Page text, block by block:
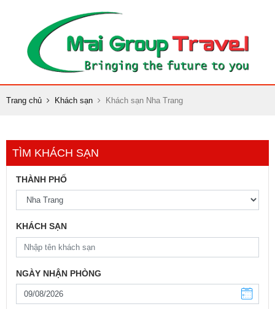
Trang chủ Khách sạn Khách sạn Nha Trang
TÌM KHÁCH SẠN
THÀNH PHỐ
KHÁCH SẠN
NGÀY NHẬN PHÒNG